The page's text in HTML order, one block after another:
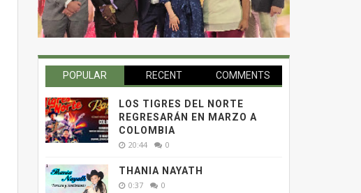
POPULAR RECENT COMMENTS
LOS TIGRES DEL NORTE
REGRESARÁN EN MARZO A
COLOMBIA
20:44 0
THANIA NAYATH
0:37 0